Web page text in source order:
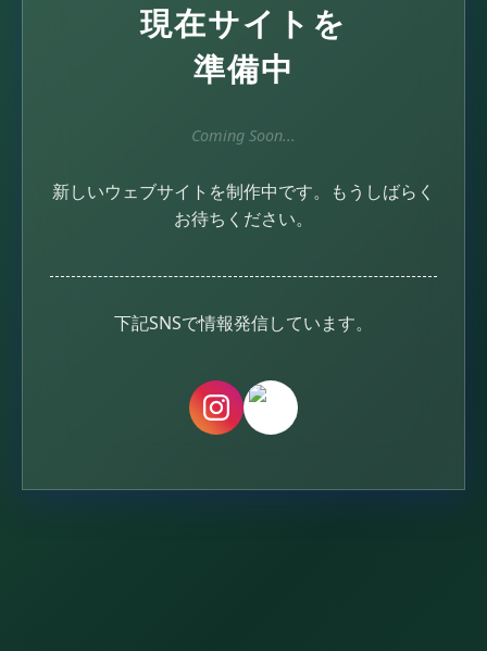
現在サイトを
準備中
Coming Soon...
新しいウェブサイトを制作中です。
もうしばらく
お待ちください。
下記SNSで情報発信しています。